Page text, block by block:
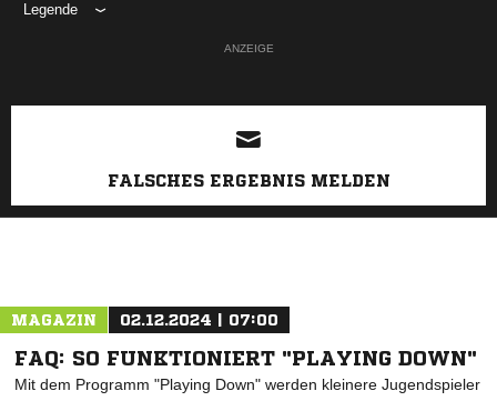
Legende
ANZEIGE
FALSCHES ERGEBNIS MELDEN
MAGAZIN 02.12.2024 | 07:00
FAQ: SO FUNKTIONIERT "PLAYING DOWN"
Mit dem Programm "Playing Down" werden kleinere Jugendspieler